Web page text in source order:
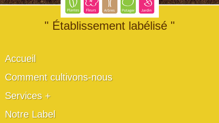
" Établissement labélisé "
Accueil
Comment cultivons-nous
Services +
Notre Label